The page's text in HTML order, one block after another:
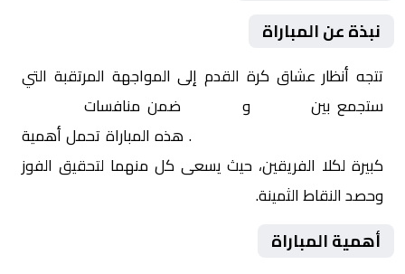
نبذة عن المباراة
تتجه أنظار عشاق كرة القدم إلى المواجهة المرتقبة التي
ستجمع بين
و ضمن منافسات
. هذه المباراة تحمل أهمية
كبيرة لكلا الفريقين، حيث يسعى كل منهما لتحقيق الفوز
وحصد النقاط الثمينة.
أهمية المباراة